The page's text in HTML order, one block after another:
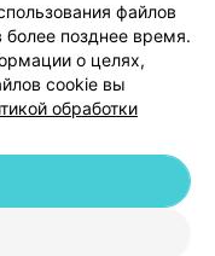
данных
Республика Беларусь,
файлов
более позднее время.
о целях,
cookie вы
обработки